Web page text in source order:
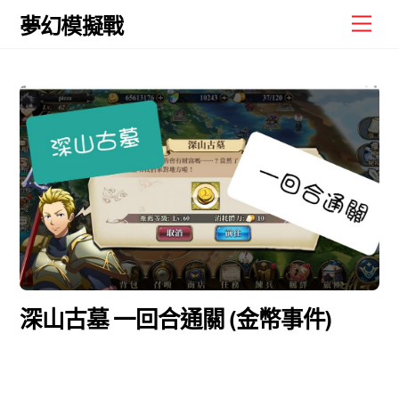
Skip
夢幻模擬戰
深山古墓 一回合通關 (金幣事件)